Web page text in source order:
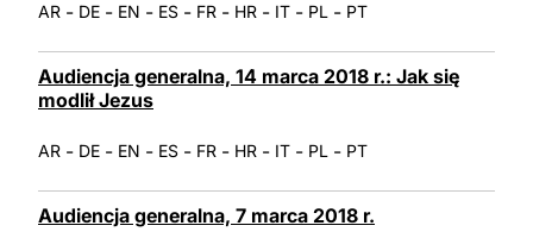
AR - DE - EN - ES - FR - HR - IT - PL - PT
Audiencja generalna, 14 marca 2018 r.: Jak się
modlił Jezus
AR - DE - EN - ES - FR - HR - IT - PL - PT
Audiencja generalna, 7 marca 2018 r.